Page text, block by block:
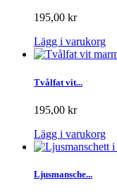
195,00 kr
Lägg i varukorg
Tvålfat vit...
195,00 kr
Lägg i varukorg
Ljusmansche...